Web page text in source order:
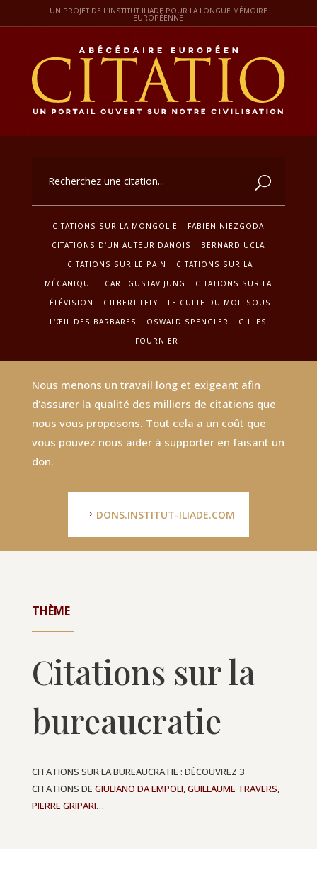
UN PROJET DE L'INSTITUT ILIADE POUR LA LONGUE MÉMOIRE
EUROPÉENNE
CITATIONS SUR LA MONGOLIE
FABIEN NIEZGODA
CITATIONS D'UN AUTEUR DANOIS
BERNARD UCLA
CITATIONS SUR LE PAIN
CITATIONS SUR LA
MÉCANIQUE
CARL GUSTAV JUNG
CITATIONS SUR LA
TÉLÉVISION
GILBERT LELY
LE CULTE DU MOI. SOUS
L'ŒIL DES BARBARES
OSWALD SPENGLER
GILLES
FOURNIER
Nous menons un travail long et exigeant afin
d'assurer la qualité des milliers de citations que
nous vous proposons. Tout cela a un coût que
vous pouvez nous aider à supporter en faisant un
don.
DONS.INSTITUT-ILIADE.COM
THÈME
Citations sur la
bureaucratie
CITATIONS SUR LA BUREAUCRATIE : DÉCOUVREZ 3
CITATIONS DE GIULIANO DA EMPOLI,GUILLAUME TRAVERS,
PIERRE GRIPARI…